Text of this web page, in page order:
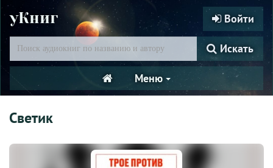
уКниг Войти
Искать
Меню
Светик